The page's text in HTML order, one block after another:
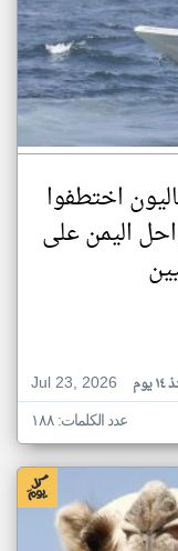
اختطفوا
اليمن على
Jul 23, 2026
يوم
عدد الكلمات: ١٨٨